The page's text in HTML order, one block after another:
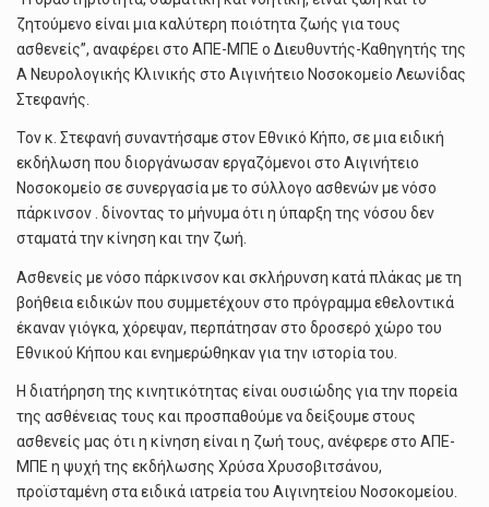
ζητούμενο είναι μια καλύτερη ποιότητα ζωής για τους
ασθενείς”, αναφέρει στο ΑΠΕ-ΜΠΕ ο Διευθυντής-Καθηγητής της
Α Νευρολογικής Κλινικής στο Αιγινήτειο Νοσοκομείο Λεωνίδας
Στεφανής.
Τον κ. Στεφανή συναντήσαμε στον Εθνικό Κήπο, σε μια ειδική
εκδήλωση που διοργάνωσαν εργαζόμενοι στο Αιγινήτειο
Νοσοκομείο σε συνεργασία με το σύλλογο ασθενών με νόσο
πάρκινσον . δίνοντας το μήνυμα ότι η ύπαρξη της νόσου δεν
σταματά την κίνηση και την ζωή.
Ασθενείς με νόσο πάρκινσον και σκλήρυνση κατά πλάκας με τη
βοήθεια ειδικών που συμμετέχουν στο πρόγραμμα εθελοντικά
έκαναν γιόγκα, χόρεψαν, περπάτησαν στο δροσερό χώρο του
Εθνικού Κήπου και ενημερώθηκαν για την ιστορία του.
Η διατήρηση της κινητικότητας είναι ουσιώδης για την πορεία
της ασθένειας τους και προσπαθούμε να δείξουμε στους
ασθενείς μας ότι η κίνηση είναι η ζωή τους, ανέφερε στο ΑΠΕ-
ΜΠΕ η ψυχή της εκδήλωσης Χρύσα Χρυσοβιτσάνου,
προϊσταμένη στα ειδικά ιατρεία του Αιγινητείου Νοσοκομείου.